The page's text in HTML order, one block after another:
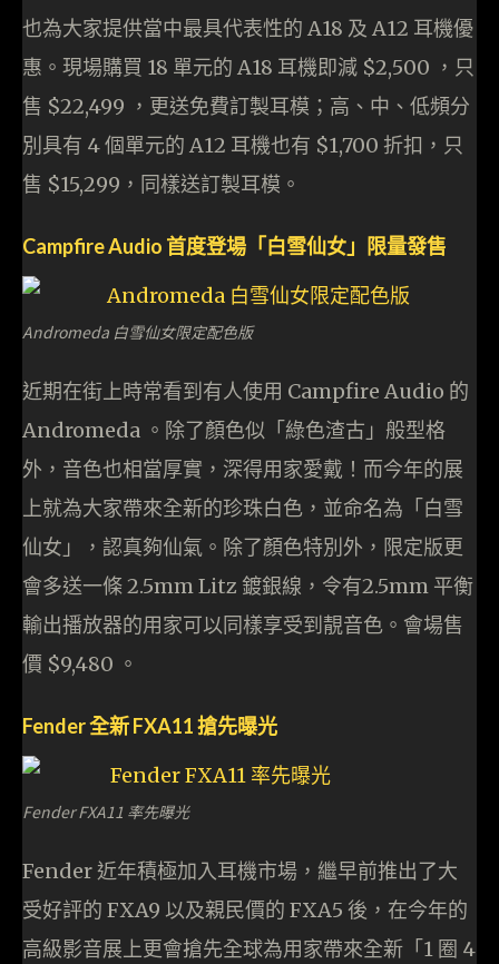
也為大家提供當中最具代表性的 A18 及 A12 耳機優
惠。現場購買 18 單元的 A18 耳機即減 $2,500 ，只
售 $22,499 ，更送免費訂製耳模；高、中、低頻分
別具有 4 個單元的 A12 耳機也有 $1,700 折扣，只
售 $15,299，同樣送訂製耳模。
Campfire Audio 首度登場「白雪仙女」限量發售
Andromeda 白雪仙女限定配色版
近期在街上時常看到有人使用 Campfire Audio 的
Andromeda 。除了顏色似「綠色渣古」般型格
外，音色也相當厚實，深得用家愛戴！而今年的展
上就為大家帶來全新的珍珠白色，並命名為「白雪
仙女」，認真夠仙氣。除了顏色特別外，限定版更
會多送一條 2.5mm Litz 鍍銀線，令有2.5mm 平衡
輸出播放器的用家可以同樣享受到靚音色。會場售
價 $9,480 。
Fender 全新 FXA11 搶先曝光
Fender FXA11 率先曝光
Fender 近年積極加入耳機市場，繼早前推出了大
受好評的 FXA9 以及親民價的 FXA5 後，在今年的
高級影音展上更會搶先全球為用家帶來全新「1 圈 4